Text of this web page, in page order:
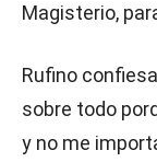
Magisterio,
Rufino
sobre todo
y no me